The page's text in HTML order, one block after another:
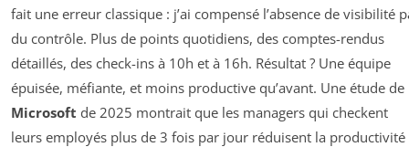
fait une erreur classique : j’ai compensé l’absence de visibilité
du contrôle. Plus de points quotidiens, des comptes-rendus
détaillés, des check-ins à 10h et à 16h. Résultat ? Une équipe
épuisée, méfiante, et moins productive qu’avant. Une étude de
Microsoft de 2025 montrait que les managers qui checkent
leurs employés plus de 3 fois par jour réduisent la productivité